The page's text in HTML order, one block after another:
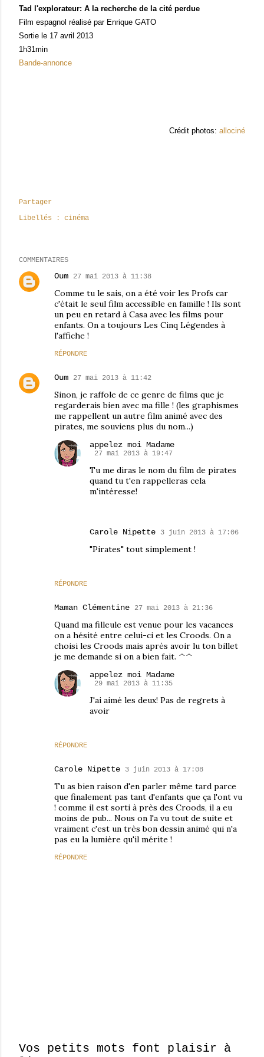
Tad l'explorateur: A la recherche de la cité perdue
Film espagnol réalisé par Enrique GATO
Sortie le 17 avril 2013
1h31min
Bande-annonce
Crédit photos: allociné
Partager
Libellés :
cinéma
COMMENTAIRES
Oum 27 mai 2013 à 11:38
Comme tu le sais, on a été voir les Profs car
c'était le seul film accessible en famille ! Ils sont
un peu en retard à Casa avec les films pour
enfants. On a toujours Les Cinq Légendes à
l'affiche !
RÉPONDRE
Oum 27 mai 2013 à 11:42
Sinon, je raffole de ce genre de films que je
regarderais bien avec ma fille ! (les graphismes
me rappellent un autre film animé avec des
pirates, me souviens plus du nom...)
RÉPONDRE
appelez moi Madame
27 mai 2013 à 19:47
Tu me diras le nom du film de pirates
quand tu t'en rappelleras cela
m'intéresse!
Carole Nipette 3 juin 2013 à 17:06
"Pirates" tout simplement !
Maman Clémentine 27 mai 2013 à 21:36
Quand ma filleule est venue pour les vacances
on a hésité entre celui-ci et les Croods. On a
choisi les Croods mais après avoir lu ton billet
je me demande si on a bien fait. ^^
RÉPONDRE
appelez moi Madame
29 mai 2013 à 11:35
J'ai aimé les deux! Pas de regrets à
avoir
Carole Nipette 3 juin 2013 à 17:08
Tu as bien raison d'en parler même tard parce
que finalement pas tant d'enfants que ça l'ont vu
! comme il est sorti à près des Croods, il a eu
moins de pub... Nous on l'a vu tout de suite et
vraiment c'est un très bon dessin animé qui n'a
pas eu la lumière qu'il mérite !
RÉPONDRE
Vos petits mots font plaisir à